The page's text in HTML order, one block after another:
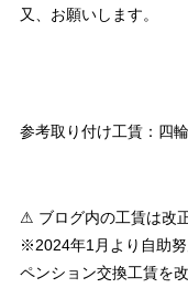
又、お願いします。
参考取り付け工賃：四
⚠ ブログ内の工賃は改
※2024年1月より自助
ペンション交換工賃を